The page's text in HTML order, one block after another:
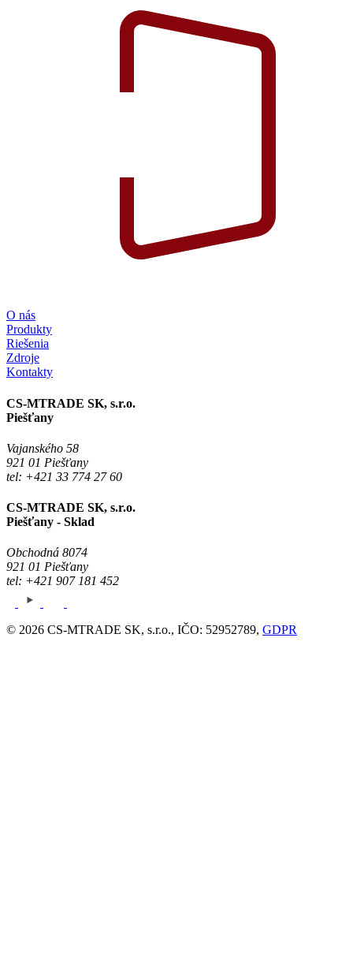
O nás
Produkty
Riešenia
Zdroje
Kontakty
CS-MTRADE SK, s.r.o.
Piešťany
Vajanského 58
921 01 Piešťany
tel: +421 33 774 27 60
CS-MTRADE SK, s.r.o.
Piešťany - Sklad
Obchodná 8074
921 01 Piešťany
tel: +421 907 181 452
© 2026 CS-MTRADE SK, s.r.o., IČO: 52952789, GDPR